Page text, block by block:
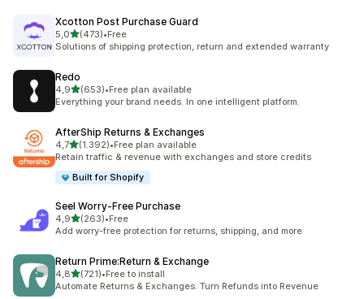
Xcotton Post Purchase Guard
5,05 yıldız üzerinden
(473)
toplam 473 değerlendirme
•Free
Solutions of shipping protection, return and extended warranty
Redo
4,95 yıldız üzerinden
(653)
toplam 653 değerlendirme
•Free plan available
Everything your brand needs. In one intelligent platform.
AfterShip Returns & Exchanges
4,75 yıldız üzerinden
(1.392)
toplam 1392 değerlendirme
•Free plan available
Retain traffic & revenue with exchanges and store credits
Built for Shopify
Seel Worry‑Free Purchase
4,95 yıldız üzerinden
(263)
toplam 263 değerlendirme
•Free
Add worry-free protection for returns, shipping, and more
Return Prime:Return & Exchange
4,85 yıldız üzerinden
(721)
toplam 721 değerlendirme
•Free to install
Automate Returns & Exchanges. Turn Refunds into Revenue